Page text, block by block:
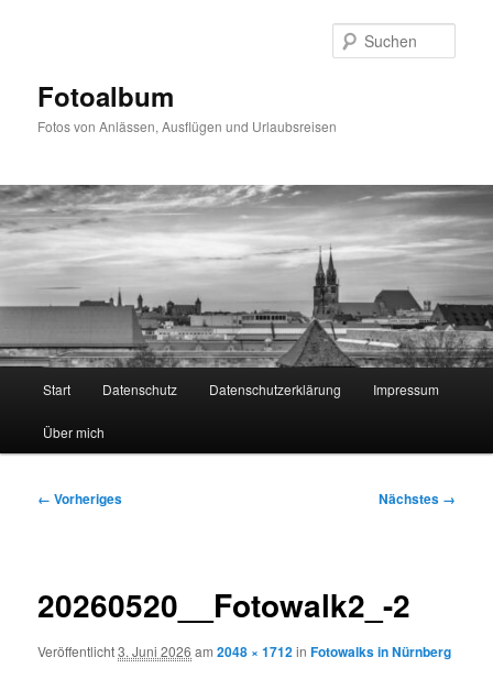
Fotoalbum
Fotos von Anlässen, Ausflügen und Urlaubsreisen
Start Datenschutz Datenschutzerklärung Impressum
Über mich
Bilder-
← Vorheriges Nächstes →
20260520__Fotowalk2_-2
Veröffentlicht3. Juni 2026 am2048 × 1712inFotowalks in Nürnberg